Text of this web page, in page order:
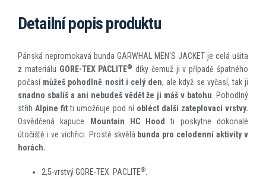
Detailní popis produktu
Pánská nepromokavá bunda GARWHAL MEN'S JACKET je celá ušita
z materiálu GORE-TEX PACLITE® díky čemuž ji v případě špatného
počasí můžeš pohodlně nosit i celý den, ale když se vyčasí, tak ji
snadno sbalíš a ani nebudeš vědět že ji máš v batohu. Pohodlný
střihAlpine fitti umožňuje pod ní obléct další zateplovací vrstvy.
Osvědčená kapuce
Mountain HC Hoodti poskytne dokonalé
útočiště i ve vichřici. Prostě skvělá bunda pro celodenní aktivity v
horách.
2,5-vrstvý GORE-TEX PACLITE®.